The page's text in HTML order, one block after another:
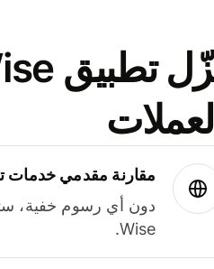
العملات
مقارنة مقدمي خدمات
دون أي رسوم خفية،
Wise.